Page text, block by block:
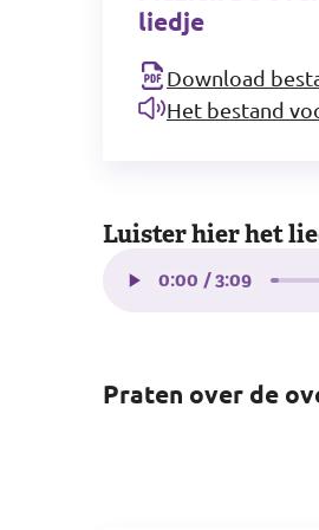
liedje
Download
Het bestand
Luister hier het
Praten over de